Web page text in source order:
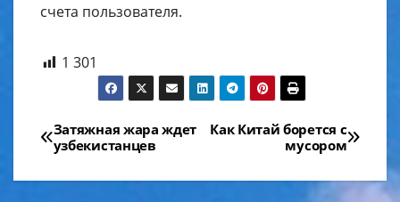
счета пользователя.
1 301
Навигация
по
записям
Как Китай борется с
мусором
Затяжная жара ждет
узбекистанцев